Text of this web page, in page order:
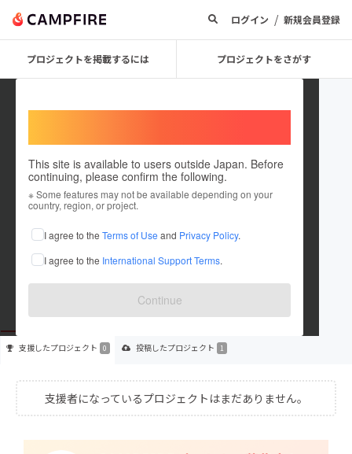
ログイン / 新規会員登録
プロジェクトを掲載するには プロジェクトをさがす
This site is available to users outside Japan. Before
continuing, please confirm the following.
※ Some features may not be available depending on your
country, region, or project.
I agree to the Terms of Use and Privacy Policy.
I agree to the International Support Terms.
Continue
YUTO1001
これまでに1件のプロジェクトを投稿しています
在住国：日本 現在地：埼玉県
出身国：日本 出身地：埼玉県
支援したプロジェクト 0 投稿したプロジェクト 1
支援者になっているプロジェクトはまだありません。